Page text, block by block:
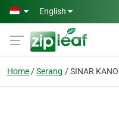
Skip to main content
English
Home Serang